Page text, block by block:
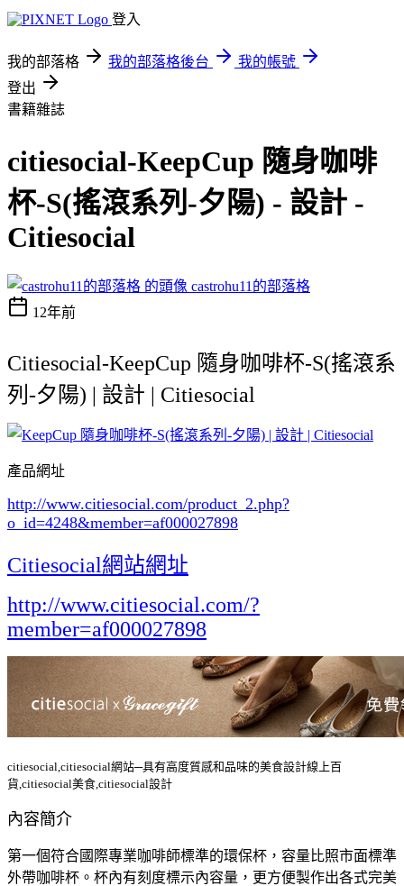
登入
我的部落格 我的部落格後台
我的帳號
登出
書籍雜誌
citiesocial-KeepCup 隨身咖啡
杯-S(搖滾系列-夕陽) - 設計 -
Citiesocial
castrohu11的部落格
12年前
Citiesocial-KeepCup 隨身咖啡杯-S(搖滾系
列-夕陽) | 設計 | Citiesocial
產品網址
http://www.citiesocial.com/product_2.php?
o_id=4248&member=af000027898
Citiesocial網站網址
http://www.citiesocial.com/?
member=af000027898
citiesocial,citiesocial網站─具有高度質感和品味的美食設計線上百
貨,citiesocial美食,citiesocial設計
內容簡介
第一個符合國際專業咖啡師標準的環保杯，容量比照市面標準
外帶咖啡杯。杯內有刻度標示內容量，更方便製作出各式完美